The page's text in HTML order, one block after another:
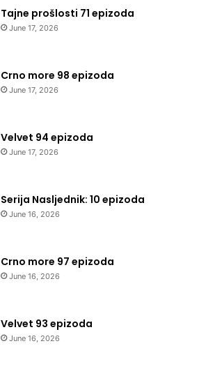
Tajne prošlosti 71 epizoda
June 17, 2026
Crno more 98 epizoda
June 17, 2026
Velvet 94 epizoda
June 17, 2026
Serija Nasljednik: 10 epizoda
June 16, 2026
Crno more 97 epizoda
June 16, 2026
Velvet 93 epizoda
June 16, 2026